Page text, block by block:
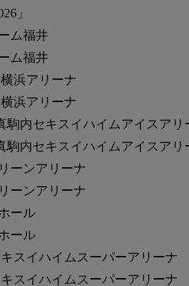
」
ム福井
ム福井
浜アリーナ
浜アリーナ
駒内セキスイハイムアイスアリ
駒内セキスイハイムアイスアリ
ーンアリーナ
ーンアリーナ
ール
ール
スイハイムスーパーアリーナ
スイハイムスーパーアリーナ